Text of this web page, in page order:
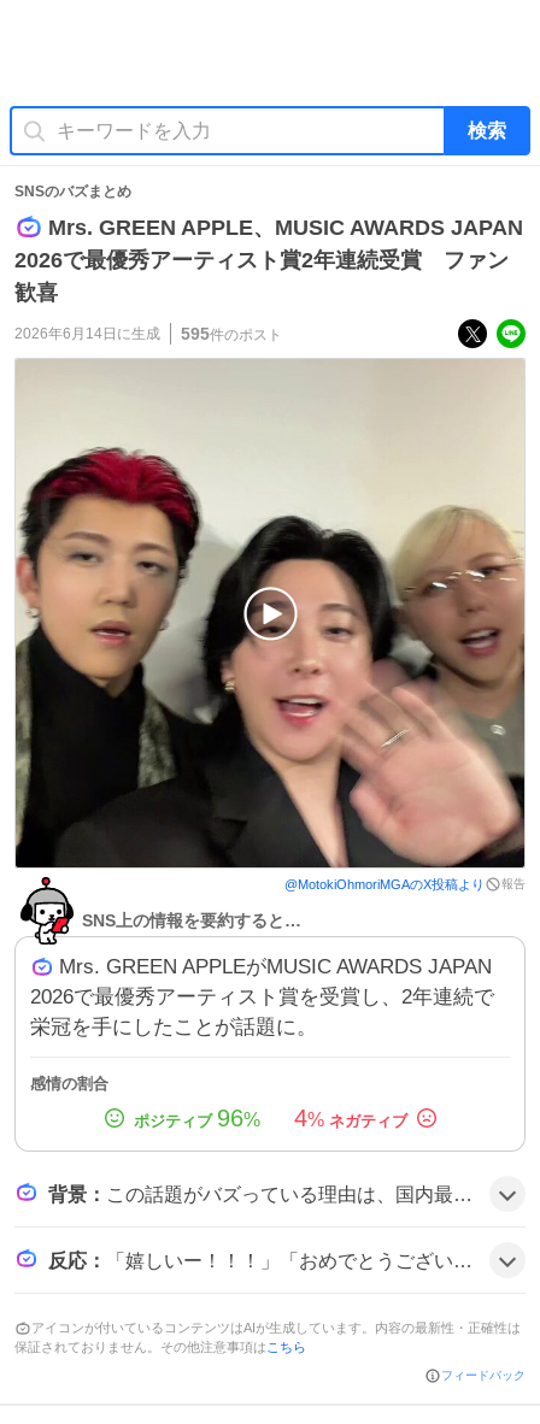
検索
SNSのバズまとめ
Mrs. GREEN APPLE、MUSIC AWARDS JAPAN
2026で最優秀アーティスト賞2年連続受賞 ファン
歓喜
2026年6月14日 に生成 595件のポスト
@MotokiOhmoriMGAのX投稿より 報告
SNS上の情報を要約すると…
Mrs. GREEN APPLEがMUSIC AWARDS JAPAN
2026で最優秀アーティスト賞を受賞し、2年連続で
栄冠を手にしたことが話題に。
感情の割合
96% 4%
背景 ： この話題がバズっている理由は、国内最大規模の音楽賞であるMUSIC AWARDS JAPANでの最優秀アーティスト賞を、人気バンドMrs. GREEN APPLEが2年続けて受賞したことが大きく、ファンの期待感やメディア露出が相まって注目された可能性がある。
反応 ： 「嬉しいー！！！」「おめでとうございます」「2年連続すげー！！」といった祝福の声が多数上がり、ファンは「ありがとう！！！」と感謝を表現する雰囲気だ。
アイコンが付いているコンテンツはAIが生成しています。内容の最新性・正確性は
保証されておりません。その他注意事項は こちら
フィードバック